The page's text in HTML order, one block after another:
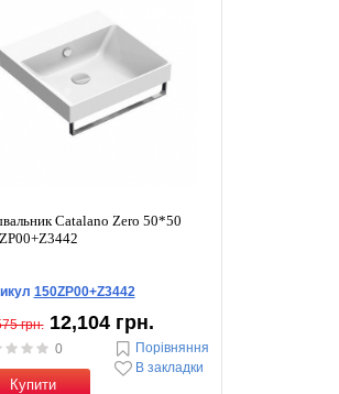
Catalano Zero 50*50
150ZP00+Z3442
грн. 12,104 грн.
0
Купити
Порівняння
В закладки